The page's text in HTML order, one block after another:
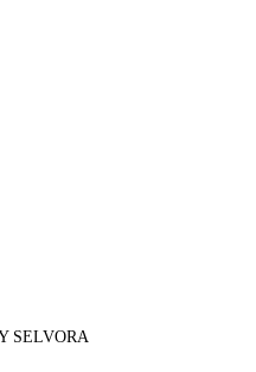
SELVORA